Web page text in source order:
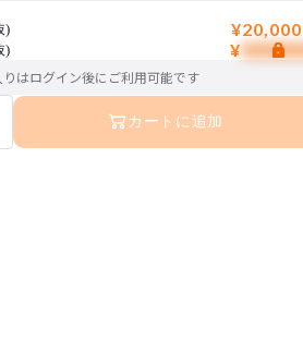
)
) ¥
りはログイン後にご利用可能です
カートに追加